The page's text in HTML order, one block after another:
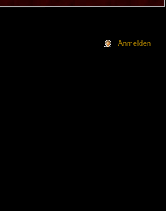
Anmelden